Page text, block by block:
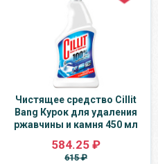
Чистящее средство Cillit
Bang Курок для удаления
ржавчины и камня 450 мл
584.25 ₽
615 ₽